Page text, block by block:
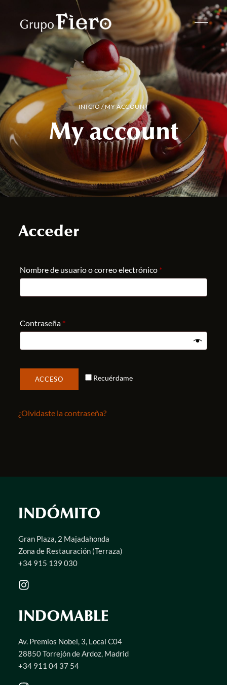
INICIO/ MY ACCOUNT
My account
Acceder
Nombre de usuario o correo electrónico*
Contraseña*
Recuérdame
ACCESO
¿Olvidaste la contraseña?
INDÓMITO
Gran Plaza, 2 Majadahonda
Zona de Restauración (Terraza)
+34 915 139 030
INDOMABLE
Av. Premios Nobel, 3, Local C04
28850 Torrejón de Ardoz, Madrid
+34 911 04 37 54